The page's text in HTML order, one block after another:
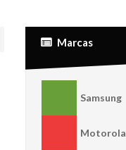
Marcas
Samsung
Motorola